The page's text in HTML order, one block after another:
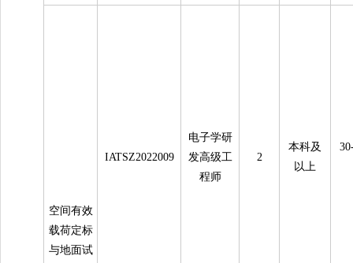
空间有效
载荷定标
与地面试
IATSZ2022009
电子学研
发高级工
程师
2
本科及
以上